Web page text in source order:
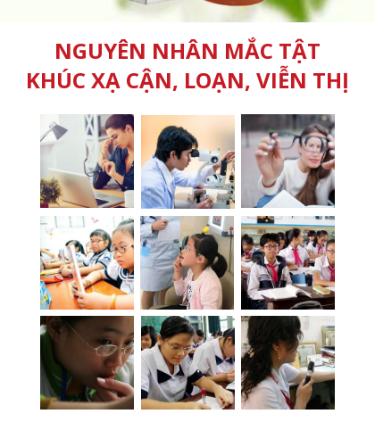
NGUYÊN NHÂN MẮC TẬT
KHÚC XẠ CẬN, LOẠN, VIỄN THỊ